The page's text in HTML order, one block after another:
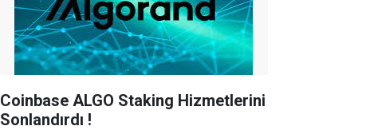
Coinbase ALGO Staking Hizmetlerini
Sonlandırdı !